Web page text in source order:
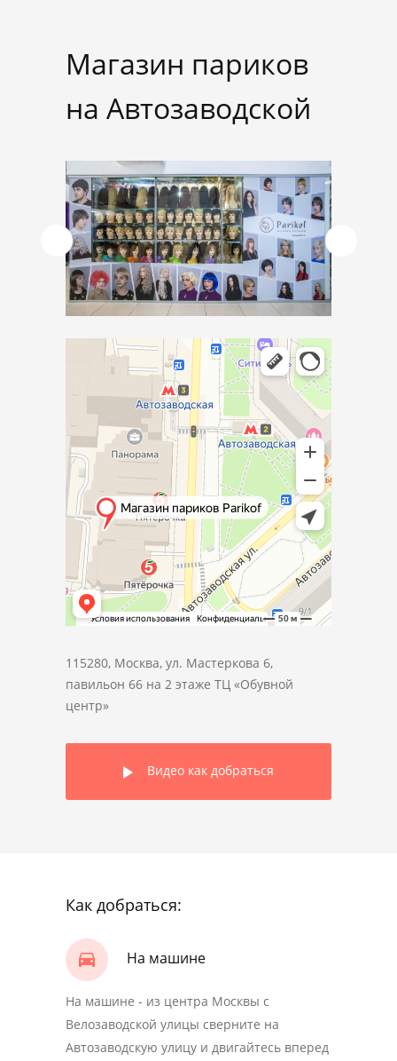
Магазин париков
на Автозаводской
115280, Москва, ул. Мастеркова 6,
павильон 66 на 2 этаже ТЦ «Обувной
центр»
Видео как добраться
Как добраться:
На машине
На машине - из центра Москвы с
Велозаводской улицы сверните на
Автозаводскую улицу и двигайтесь вперед